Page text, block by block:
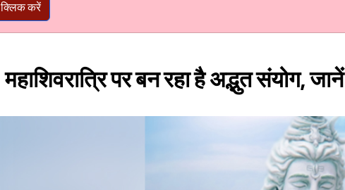
क्लिक करें
महाशिवरात्रि पर बन रहा है अद्भुत संयोग,